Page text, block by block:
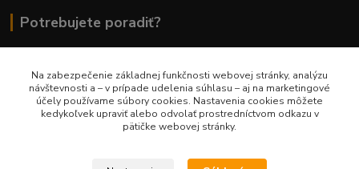
Potrebujete poradiť?
0948 236 042
info@margaretkashop.sk
Na zabezpečenie základnej funkčnosti webovej stránky, analýzu
návštevnosti a – v prípade udelenia súhlasu – aj na marketingové
účely používame súbory cookies. Nastavenia cookies môžete
kedykoľvek upraviť alebo odvolať prostredníctvom odkazu v
pätičke webovej stránky.